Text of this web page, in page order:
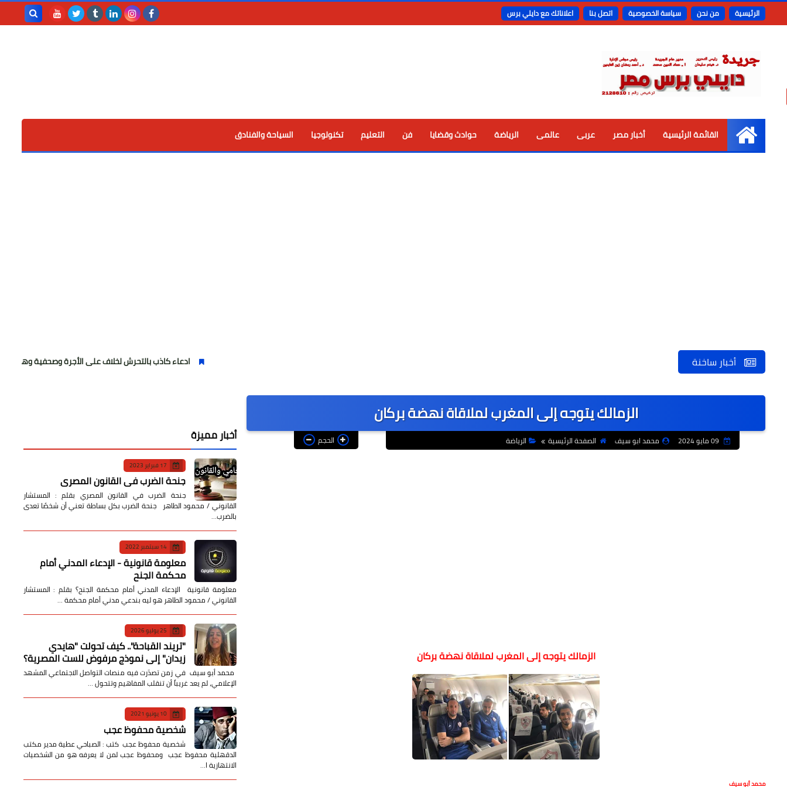
الرئيسية من نحن سياسة الخصوصية اتصل بنا اعلاناتك مع دايلي برس
الرئيسية
القائمة الرئيسية أخبار مصر عربى عالمى الرياضة حوادث وقضايا فن التعليم تكنولوجيا السياحة والفنادق
أخبار ساخنة ادعاء كاذب بالتحرش لخلاف على الأجرة وصحفية وهمية
الزمالك يتوجه إلى المغرب لملاقاة نهضة بركان
محمد ابو سيف الصفحة الرئيسية الرياضة الحجم
الزمالك يتوجه إلى المغرب لملاقاة نهضة بركان
محمد أبو سيف
أخبار مميزة
17 فبراير 2023
جنحة الضرب في القانون المصري
جنحة الضرب في القانون المصري بقلم : المستشار
القانوني / محمود الطاهر جنحة الضرب بكل بساطة تعني أن شخصًا تعدى
بالضرب…
14 سبتمبر 2022
معلومة قانونية - الإدعاء المدني أمام
محكمة الجنح
معلومة قانونية الإدعاء المدني أمام محكمة الجنح؟ بقلم : المستشار
القانوني / محمود الطاهر هو ليه بندعي مدني أمام محكمة …
25 يوليو 2026
​"تريند القباحة".. كيف تحولت "هايدي
زيدان" إلى نموذج مرفوض للست المصرية؟
​ محمد أبو سيف ​في زمن تصدّرت فيه منصات التواصل الاجتماعي المشهد
الإعلامي، لم يعد غريباً أن تنقلب المفاهيم وتتحول …
10 يونيو 2021
شخصية محفوظ عجب
شخصية محفوظ عجب كتب : الصباحي عطية مدير مكتب
الدقهلية محفوظ عجب ومحفوظ عجب لمن لا يعرفه هو من الشخصيات
الانتهازية ا…